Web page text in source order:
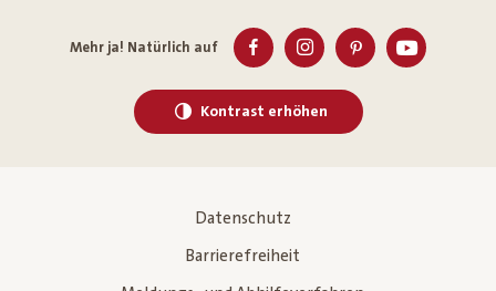
Mehr ja! Natürlich auf
Kontrast erhöhen
Datenschutz
Barrierefreiheit